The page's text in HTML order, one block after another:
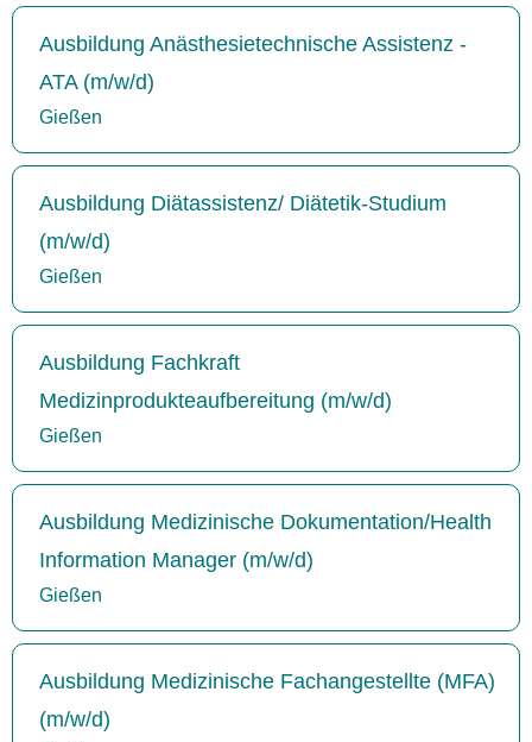
Ausbildung Anästhesietechnische Assistenz -
ATA (m/w/d)
Gießen
Ausbildung Diätassistenz/ Diätetik-Studium
(m/w/d)
Gießen
Ausbildung Fachkraft
Medizinprodukteaufbereitung (m/w/d)
Gießen
Ausbildung Medizinische Dokumentation/Health
Information Manager (m/w/d)
Gießen
Ausbildung Medizinische Fachangestellte (MFA)
(m/w/d)